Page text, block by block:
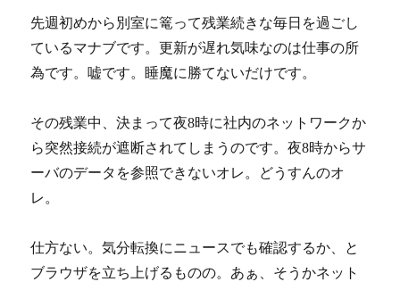
先週初めから別室に篭って残業続きな毎日を過ごし
ているマナブです。更新が遅れ気味なのは仕事の所
為です。嘘です。睡魔に勝てないだけです。
その残業中、決まって夜8時に社内のネットワークか
ら突然接続が遮断されてしまうのです。夜8時からサ
ーバのデータを参照できないオレ。どうすんのオ
レ。
仕方ない。気分転換にニュースでも確認するか、と
ブラウザを立ち上げるものの。あぁ、そうかネット